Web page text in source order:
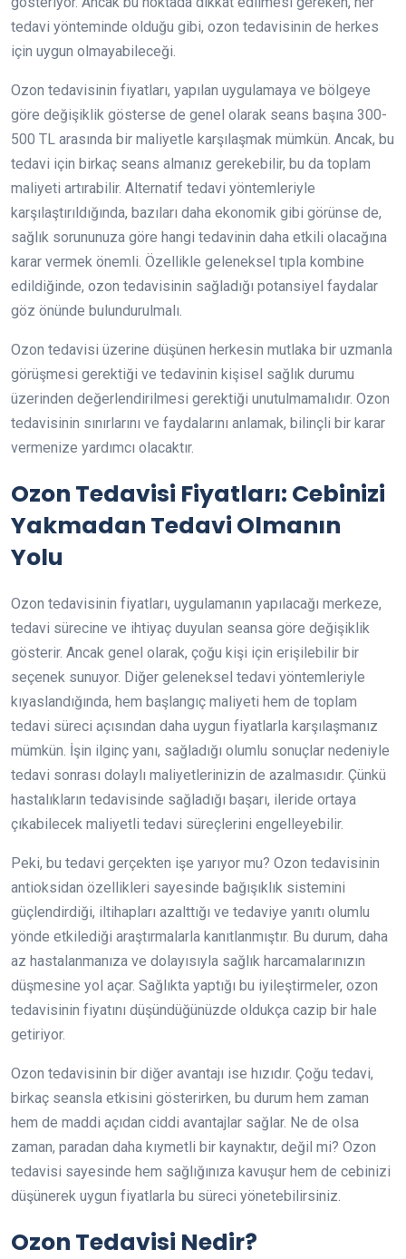
tedavi yönteminde olduğu gibi, ozon tedavisinin de herkes
için uygun olmayabileceği.
Ozon tedavisinin fiyatları, yapılan uygulamaya ve bölgeye
göre değişiklik gösterse de genel olarak seans başına 300-
500 TL arasında bir maliyetle karşılaşmak mümkün. Ancak, bu
tedavi için birkaç seans almanız gerekebilir, bu da toplam
maliyeti artırabilir. Alternatif tedavi yöntemleriyle
karşılaştırıldığında, bazıları daha ekonomik gibi görünse de,
sağlık sorununuza göre hangi tedavinin daha etkili olacağına
karar vermek önemli. Özellikle geleneksel tıpla kombine
edildiğinde, ozon tedavisinin sağladığı potansiyel faydalar
göz önünde bulundurulmalı.
Ozon tedavisi üzerine düşünen herkesin mutlaka bir uzmanla
görüşmesi gerektiği ve tedavinin kişisel sağlık durumu
üzerinden değerlendirilmesi gerektiği unutulmamalıdır. Ozon
tedavisinin sınırlarını ve faydalarını anlamak, bilinçli bir karar
vermenize yardımcı olacaktır.
Ozon Tedavisi Fiyatları: Cebinizi
Yakmadan Tedavi Olmanın
Yolu
Ozon tedavisinin fiyatları, uygulamanın yapılacağı merkeze,
tedavi sürecine ve ihtiyaç duyulan seansa göre değişiklik
gösterir. Ancak genel olarak, çoğu kişi için erişilebilir bir
seçenek sunuyor. Diğer geleneksel tedavi yöntemleriyle
kıyaslandığında, hem başlangıç maliyeti hem de toplam
tedavi süreci açısından daha uygun fiyatlarla karşılaşmanız
mümkün. İşin ilginç yanı, sağladığı olumlu sonuçlar nedeniyle
tedavi sonrası dolaylı maliyetlerinizin de azalmasıdır. Çünkü
hastalıkların tedavisinde sağladığı başarı, ileride ortaya
çıkabilecek maliyetli tedavi süreçlerini engelleyebilir.
Peki, bu tedavi gerçekten işe yarıyor mu? Ozon tedavisinin
antioksidan özellikleri sayesinde bağışıklık sistemini
güçlendirdiği, iltihapları azalttığı ve tedaviye yanıtı olumlu
yönde etkilediği araştırmalarla kanıtlanmıştır. Bu durum, daha
az hastalanmanıza ve dolayısıyla sağlık harcamalarınızın
düşmesine yol açar. Sağlıkta yaptığı bu iyileştirmeler, ozon
tedavisinin fiyatını düşündüğünüzde oldukça cazip bir hale
getiriyor.
Ozon tedavisinin bir diğer avantajı ise hızıdır. Çoğu tedavi,
birkaç seansla etkisini gösterirken, bu durum hem zaman
hem de maddi açıdan ciddi avantajlar sağlar. Ne de olsa
zaman, paradan daha kıymetli bir kaynaktır, değil mi? Ozon
tedavisi sayesinde hem sağlığınıza kavuşur hem de cebinizi
düşünerek uygun fiyatlarla bu süreci yönetebilirsiniz.
Ozon Tedavisi Nedir?